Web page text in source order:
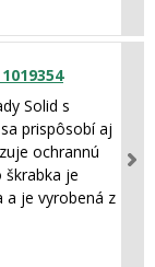
Solid s
prispôsobí aj
ochrannú
je
a je vyrobená z